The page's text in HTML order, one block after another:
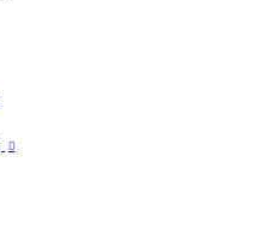
